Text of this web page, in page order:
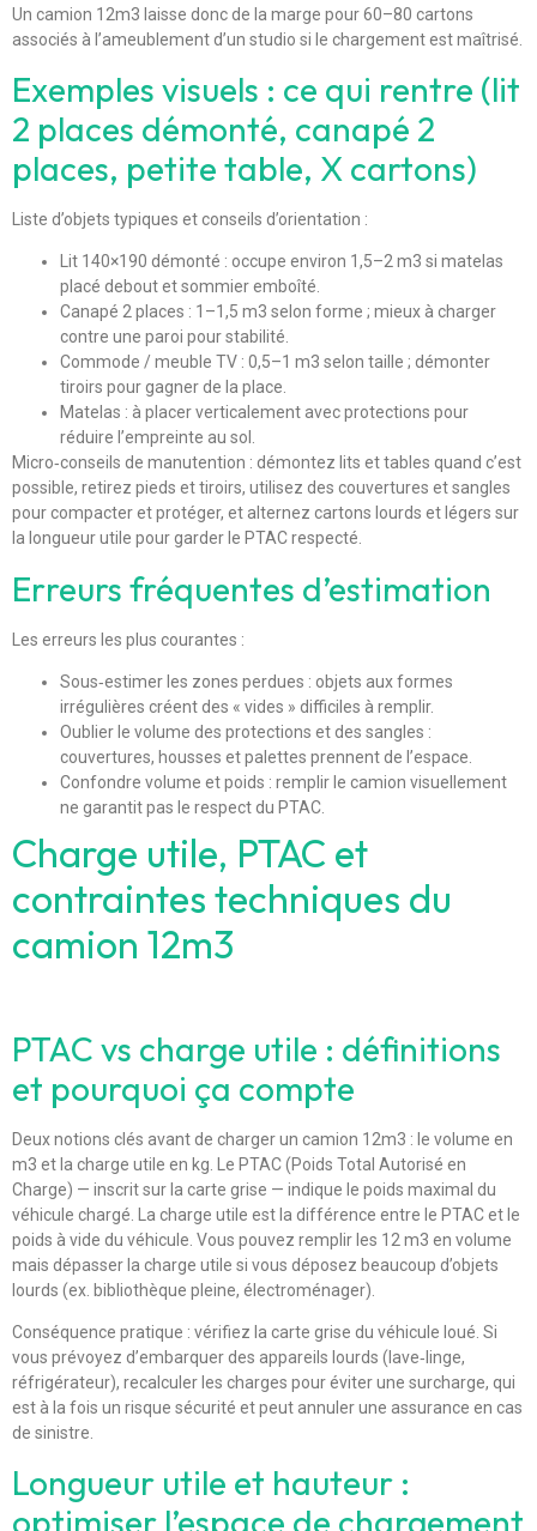
Un camion 12m3 laisse donc de la marge pour 60–80 cartons
associés à l’ameublement d’un studio si le chargement est maîtrisé.
Exemples visuels : ce qui rentre (lit
2 places démonté, canapé 2
places, petite table, X cartons)
Liste d’objets typiques et conseils d’orientation :
Lit 140×190 démonté : occupe environ 1,5–2 m3 si matelas
placé debout et sommier emboîté.
Canapé 2 places : 1–1,5 m3 selon forme ; mieux à charger
contre une paroi pour stabilité.
Commode / meuble TV : 0,5–1 m3 selon taille ; démonter
tiroirs pour gagner de la place.
Matelas : à placer verticalement avec protections pour
réduire l’empreinte au sol.
Micro‑conseils de manutention : démontez lits et tables quand c’est
possible, retirez pieds et tiroirs, utilisez des couvertures et sangles
pour compacter et protéger, et alternez cartons lourds et légers sur
la longueur utile pour garder le PTAC respecté.
Erreurs fréquentes d’estimation
Les erreurs les plus courantes :
Sous‑estimer les zones perdues : objets aux formes
irrégulières créent des « vides » difficiles à remplir.
Oublier le volume des protections et des sangles :
couvertures, housses et palettes prennent de l’espace.
Confondre volume et poids : remplir le camion visuellement
ne garantit pas le respect du PTAC.
Charge utile, PTAC et
contraintes techniques du
camion 12m3
PTAC vs charge utile : définitions
et pourquoi ça compte
Deux notions clés avant de charger un camion 12m3 : le volume en
m3 et la charge utile en kg. Le PTAC (Poids Total Autorisé en
Charge) — inscrit sur la carte grise — indique le poids maximal du
véhicule chargé. La charge utile est la différence entre le PTAC et le
poids à vide du véhicule. Vous pouvez remplir les 12 m3 en volume
mais dépasser la charge utile si vous déposez beaucoup d’objets
lourds (ex. bibliothèque pleine, électroménager).
Conséquence pratique : vérifiez la carte grise du véhicule loué. Si
vous prévoyez d’embarquer des appareils lourds (lave‑linge,
réfrigérateur), recalculer les charges pour éviter une surcharge, qui
est à la fois un risque sécurité et peut annuler une assurance en cas
de sinistre.
Longueur utile et hauteur :
optimiser l’espace de chargement